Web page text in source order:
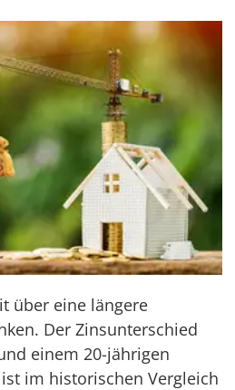
über eine längere
Der Zinsunterschied
einem 20-jährigen
im historischen Vergleich